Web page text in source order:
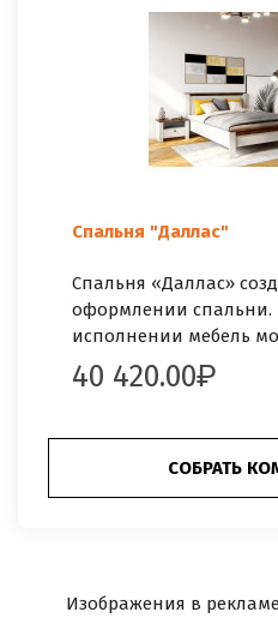
Спальня "Даллас"
Спальня «Даллас»
оформлении спальни.
исполнении мебель
40 420.00
СОБРАТЬ
Изображения в